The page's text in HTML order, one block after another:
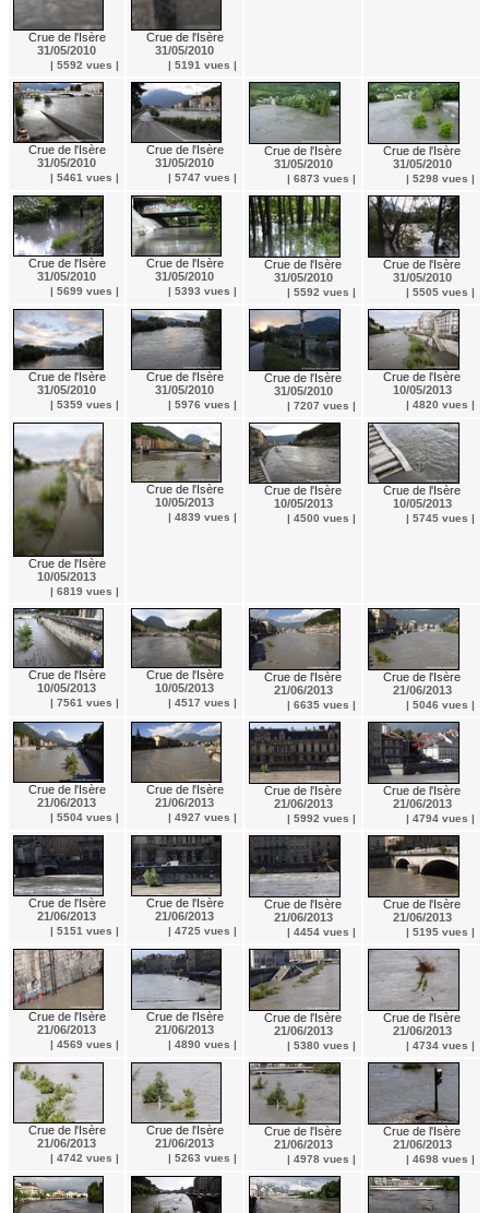
Crue de l'Isère
31/05/2010
| 5592 vues |
Crue de l'Isère
31/05/2010
| 5191 vues |
Crue de l'Isère
31/05/2010
| 5461 vues |
Crue de l'Isère
31/05/2010
| 5747 vues |
Crue de l'Isère
31/05/2010
| 6873 vues |
Crue de l'Isère
31/05/2010
| 5298 vues |
Crue de l'Isère
31/05/2010
| 5699 vues |
Crue de l'Isère
31/05/2010
| 5393 vues |
Crue de l'Isère
31/05/2010
| 5592 vues |
Crue de l'Isère
31/05/2010
| 5505 vues |
Crue de l'Isère
31/05/2010
| 5359 vues |
Crue de l'Isère
31/05/2010
| 5976 vues |
Crue de l'Isère
31/05/2010
| 7207 vues |
Crue de l'Isère
10/05/2013
| 4820 vues |
Crue de l'Isère
10/05/2013
| 6819 vues |
Crue de l'Isère
10/05/2013
| 4839 vues |
Crue de l'Isère
10/05/2013
| 4500 vues |
Crue de l'Isère
10/05/2013
| 5745 vues |
Crue de l'Isère
10/05/2013
| 7561 vues |
Crue de l'Isère
10/05/2013
| 4517 vues |
Crue de l'Isère
21/06/2013
| 6635 vues |
Crue de l'Isère
21/06/2013
| 5046 vues |
Crue de l'Isère
21/06/2013
| 5504 vues |
Crue de l'Isère
21/06/2013
| 4927 vues |
Crue de l'Isère
21/06/2013
| 5992 vues |
Crue de l'Isère
21/06/2013
| 4794 vues |
Crue de l'Isère
21/06/2013
| 5151 vues |
Crue de l'Isère
21/06/2013
| 4725 vues |
Crue de l'Isère
21/06/2013
| 4454 vues |
Crue de l'Isère
21/06/2013
| 5195 vues |
Crue de l'Isère
21/06/2013
| 4569 vues |
Crue de l'Isère
21/06/2013
| 4890 vues |
Crue de l'Isère
21/06/2013
| 5380 vues |
Crue de l'Isère
21/06/2013
| 4734 vues |
Crue de l'Isère
21/06/2013
| 4742 vues |
Crue de l'Isère
21/06/2013
| 5263 vues |
Crue de l'Isère
21/06/2013
| 4978 vues |
Crue de l'Isère
21/06/2013
| 4698 vues |